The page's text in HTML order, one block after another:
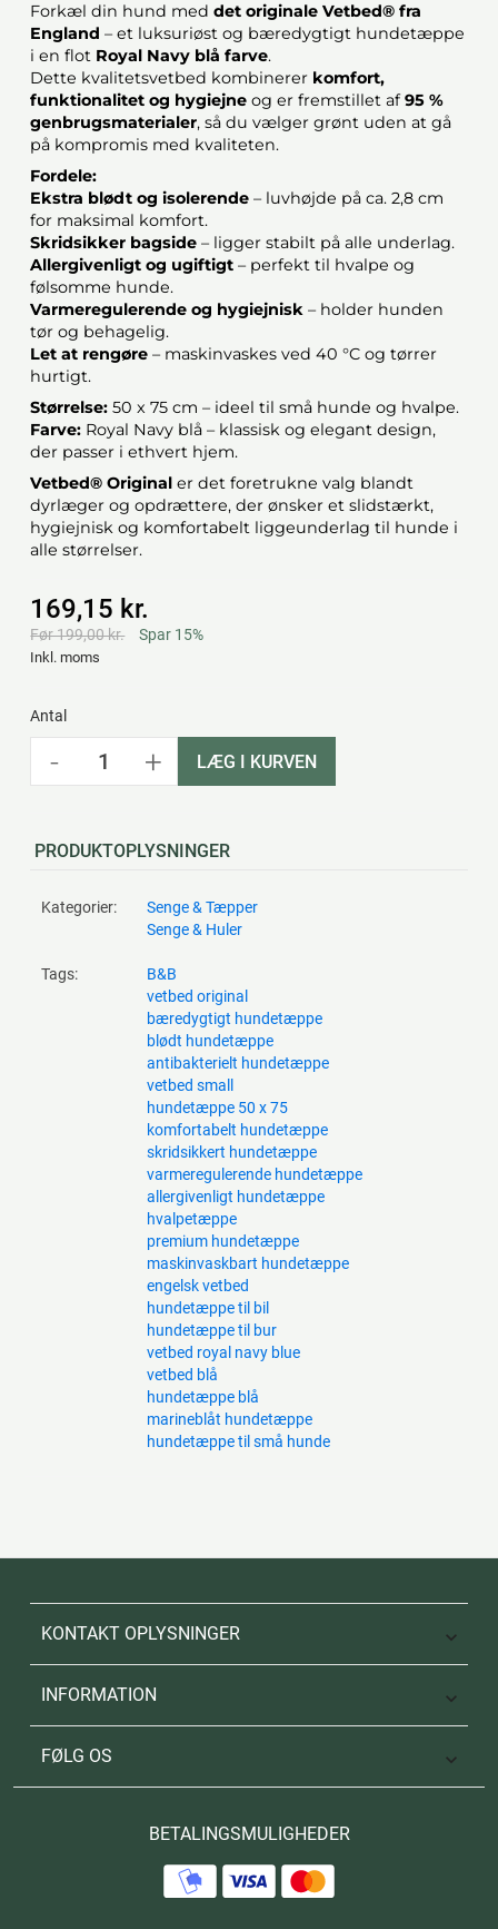
Forkæl din hund meddet originale Vetbed® fra
England – et luksuriøst og bæredygtigt hundetæppe
i en flot Royal Navy blå farve.
Dette kvalitetsvetbed kombinerer komfort,
funktionalitet og hygiejne og er fremstillet af95 %
genbrugsmaterialer, så du vælger grønt uden at gå
på kompromis med kvaliteten.
Fordele:
Ekstra blødt og isolerende – luvhøjde på ca. 2,8 cm
for maksimal komfort.
Skridsikker bagside – ligger stabilt på alle underlag.
Allergivenligt og ugiftigt – perfekt til hvalpe og
følsomme hunde.
Varmeregulerende og hygiejnisk – holder hunden
tør og behagelig.
Let at rengøre – maskinvaskes ved 40 °C og tørrer
hurtigt.
Størrelse: 50 x 75 cm – ideel til små hunde og hvalpe.
Farve: Royal Navy blå – klassisk og elegant design,
der passer i ethvert hjem.
Vetbed® Original er det foretrukne valg blandt
dyrlæger og opdrættere, der ønsker et slidstærkt,
hygiejnisk og komfortabelt liggeunderlag til hunde i
alle størrelser.
169,15 kr.
Før 199,00 kr. Spar 15%
Inkl. moms
Antal
- + LÆG I KURVEN
PRODUKTOPLYSNINGER
Kategorier:
Senge & Tæpper
Senge & Huler
Tags:
B&B
vetbed original
bæredygtigt hundetæppe
blødt hundetæppe
antibakterielt hundetæppe
vetbed small
hundetæppe 50 x 75
komfortabelt hundetæppe
skridsikkert hundetæppe
varmeregulerende hundetæppe
allergivenligt hundetæppe
hvalpetæppe
premium hundetæppe
maskinvaskbart hundetæppe
engelsk vetbed
hundetæppe til bil
hundetæppe til bur
vetbed royal navy blue
vetbed blå
hundetæppe blå
marineblåt hundetæppe
hundetæppe til små hunde
KONTAKT OPLYSNINGER 
INFORMATION 
FØLG OS 
BETALINGSMULIGHEDER